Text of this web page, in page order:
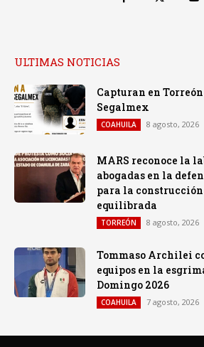
ULTIMAS NOTICIAS
Capturan en
Segalmex
COAHUILA 8 agosto, 2026
MARS reconoce la
abogadas en la
para la
equilibrada
TORREÓN 8 agosto, 2026
Tommaso Archilei
equipos en la
Domingo 2026
COAHUILA 7 agosto, 2026